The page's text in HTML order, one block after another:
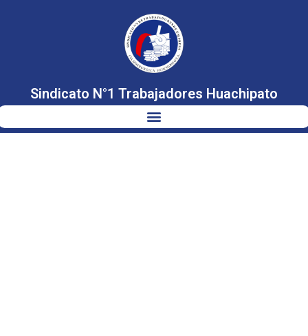
Sindicato N°1 Trabajadores Huachipato